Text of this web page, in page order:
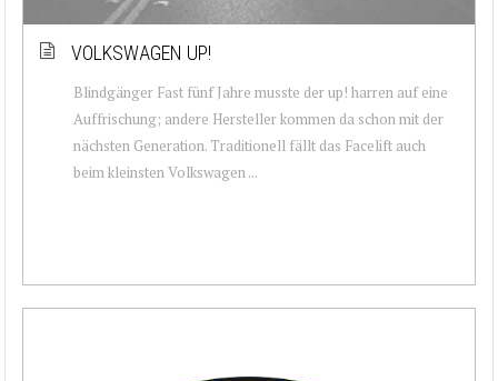
VOLKSWAGEN UP!
Blindgänger Fast fünf Jahre musste der up! harren auf eine
Auffrischung; andere Hersteller kommen da schon mit der
nächsten Generation. Traditionell fällt das Facelift auch
beim kleinsten Volkswagen ...